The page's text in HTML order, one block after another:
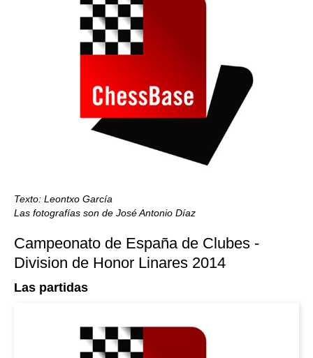
Texto: Leontxo García
Las fotografías son de José Antonio Díaz
Campeonato de España de Clubes -
Division de Honor Linares 2014
Las partidas